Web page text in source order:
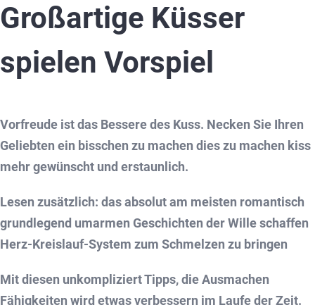
Großartige Küsser
spielen Vorspiel
Vorfreude ist das Bessere des Kuss. Necken Sie Ihren
Geliebten ein bisschen zu machen dies zu machen kiss
mehr gewünscht und erstaunlich.
Lesen zusätzlich: das absolut am meisten romantisch
grundlegend umarmen Geschichten der Wille schaffen
Herz-Kreislauf-System zum Schmelzen zu bringen
Mit diesen unkompliziert Tipps, die Ausmachen
Fähigkeiten wird etwas verbessern im Laufe der Zeit.